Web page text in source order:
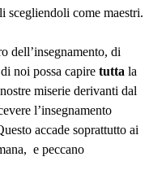
scegliendoli come maestri.
dell’insegnamento, di
noi possa capire tutta la
miserie derivanti dal
l’insegnamento
accade soprattutto ai
e peccano